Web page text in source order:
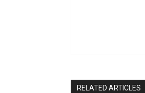
RELATED ARTICLES